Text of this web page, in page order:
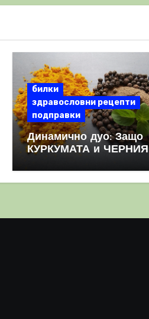
билки
здравословни рецепти
подправки
Динамично дуо: Защо
КУРКУМАТА и ЧЕРНИЯ
комбинация